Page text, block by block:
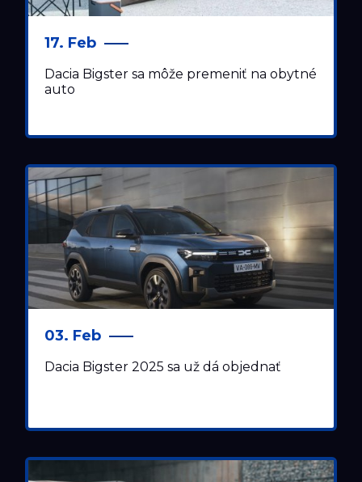
17. Feb
Dacia Bigster sa môže premeniť na obytné
auto
03. Feb
Dacia Bigster 2025 sa už dá objednať